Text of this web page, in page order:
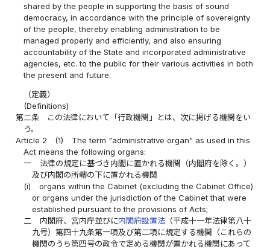
shared by the people in supporting the basis of sound
democracy, in accordance with the principle of sovereignty
of the people, thereby enabling administration to be
managed properly and efficiently, and also ensuring
accountability of the State and incorporated administrative
agencies, etc. to the public for their various activities in both
the present and future.
（定義）
(Definitions)
第二条
この法律において「行政機関」とは、次に掲げる機関をい
う。
Article 2
(1)
The term "administrative organ" as used in this
Act means the following organs:
一
法律の規定に基づき内閣に置かれる機関（内閣府を除く。）
及び内閣の所轄の下に置かれる機関
(i)
organs within the Cabinet (excluding the Cabinet Office)
or organs under the jurisdiction of the Cabinet that were
established pursuant to the provisions of Acts;
二
内閣府、宮内庁並びに内閣府設置法（平成十一年法律第八十
九号）第四十九条第一項及び第二項に規定する機関（これらの
機関のうち第四号の政令で定める機関が置かれる機関にあって